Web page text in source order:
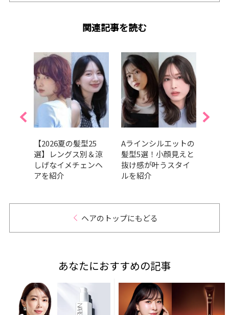
関連記事を読む
【2026夏の髪型25
選】レングス別＆涼
しげなイメチェンヘ
アを紹介
Aラインシルエットの
髪型5選！小顔見えと
抜け感が叶うスタイ
ルを紹介
ヘアのトップにもどる
あなたにおすすめの記事